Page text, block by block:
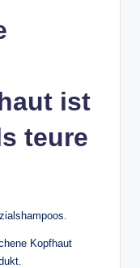
ist
teure
Kopfhaut